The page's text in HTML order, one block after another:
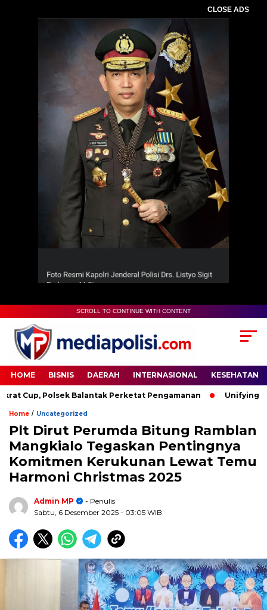
CLOSE ADS
SCROLL TO CONTINUE WITH CONTENT
HOME BISNIS DAERAH INTERNASIONAL KESEHATAN
Polsek Balantak Perketat Pengamanan Unifying the
Home / Uncategorized
Plt Dirut Perumda Bitung Ramblan
Mangkialo Tegaskan Pentingnya
Komitmen Kerukunan Lewat Temu
Harmoni Christmas 2025
Admin MP
- Penulis
Sabtu, 6 Desember 2025 - 03:05 WIB